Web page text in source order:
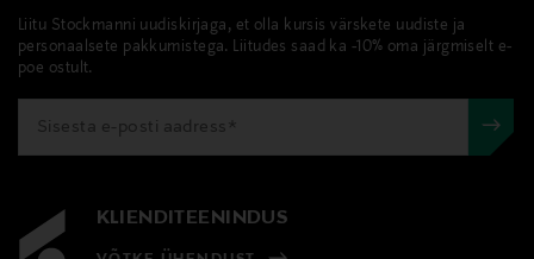
Liitu Stockmanni uudiskirjaga, et olla kursis värskete uudiste ja
personaalsete pakkumistega. Liitudes saad ka -10% oma järgmiselt e-
poe ostult.
KLIENDITEENINDUS